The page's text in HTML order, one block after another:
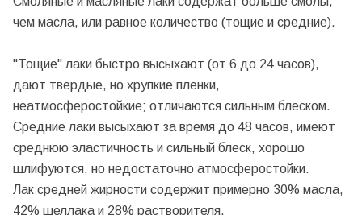
чем масла, или равное количество (тощие и средние).
"Тощие" лаки быстро высыхают (от 6 до 24 часов),
дают твердые, но хрупкие пленки,
неатмосферостойкие; отличаются сильным блеском.
Средние лаки высыхают за время до 48 часов, имеют
среднюю эластичность и сильный блеск, хорошо
шлифуются, но недостаточно атмосферостойки.
Лак средней жирности содержит примерно 30% масла,
42% шеллака и 28% растворителя.